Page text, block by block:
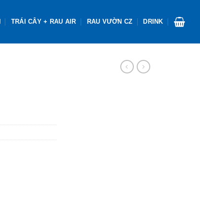
TRÁI CÂY + RAU AIR RAU VƯỜN CZ DRINK